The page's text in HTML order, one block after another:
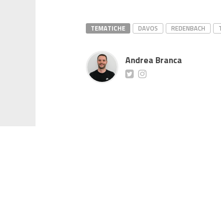
TEMATICHE DAVOS REDENBACH
Andrea Branca